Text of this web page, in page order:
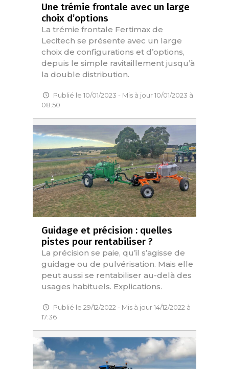
Une trémie frontale avec un large
choix d’options
La trémie frontale Fertimax de
Lecitech se présente avec un large
choix de configurations et d’options,
depuis le simple ravitaillement jusqu’à
la double distribution.
Publié le 10/01/2023 - Mis à jour 10/01/2023 à
08:50
Guidage et précision : quelles
pistes pour rentabiliser ?
La précision se paie, qu’il s’agisse de
guidage ou de pulvérisation. Mais elle
peut aussi se rentabiliser au-delà des
usages habituels. Explications.
Publié le 29/12/2022 - Mis à jour 14/12/2022 à
17:36